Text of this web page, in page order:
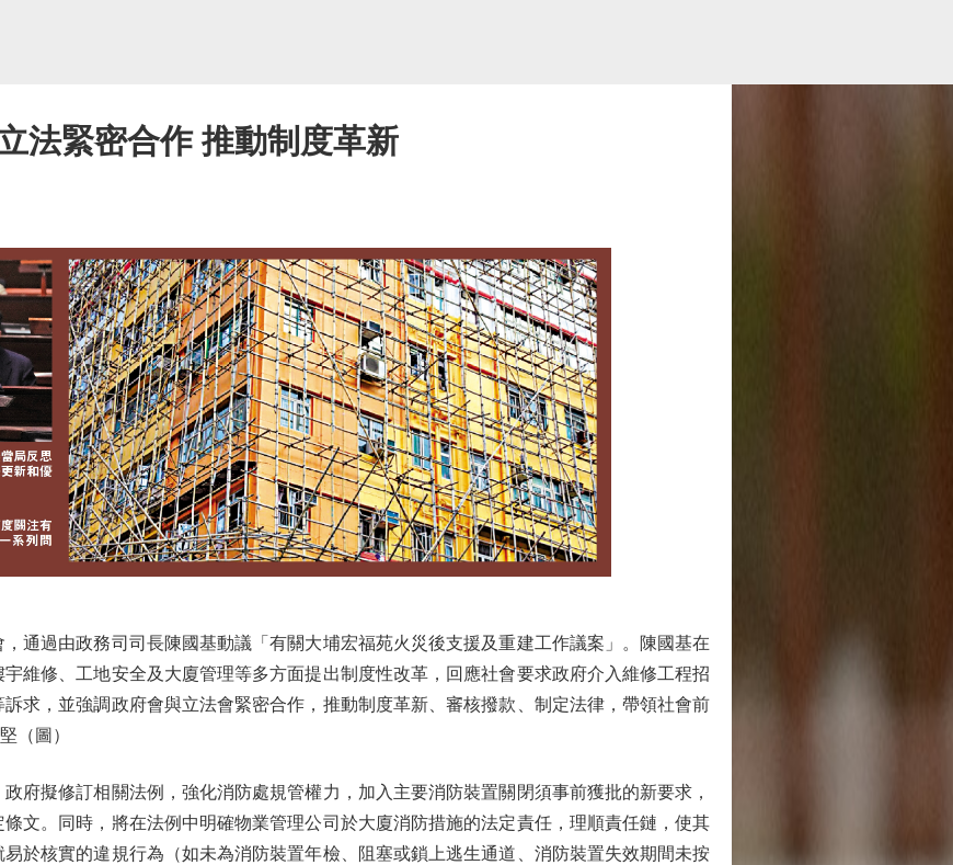
法緊密合作 推動制度革新
過由政務司司長陳國基動議「有關大埔宏福苑火災後支援及重建工作議案」。陳國基在
維修、工地安全及大廈管理等多方面提出制度性改革，回應社會要求政府介入維修工程招
求，並強調政府會與立法會緊密合作，推動制度革新、審核撥款、制定法律，帶領社會前
（圖）
擬修訂相關法例，強化消防處規管權力，加入主要消防裝置關閉須事前獲批的新要求，
文。同時，將在法例中明確物業管理公司於大廈消防措施的法定責任，理順責任鏈，使其
於核實的違規行為（如未為消防裝置年檢、阻塞或鎖上逃生通道、消防裝置失效期間未按